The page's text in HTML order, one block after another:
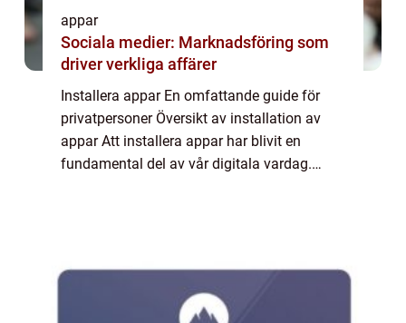
appar
Sociala medier: Marknadsföring som
driver verkliga affärer
Installera appar En omfattande guide för
privatpersoner Översikt av installation av
appar Att installera appar har blivit en
fundamental del av vår digitala vardag.